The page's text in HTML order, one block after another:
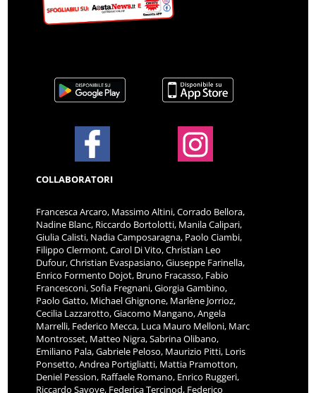
COLLABORATORI
Francesca Arcaro, Massimo Altini, Corrado Bellora,
Nadine Blanc, Riccardo Bortolotti, Manila Calipari,
Giulia Calisti, Nadia Camposaragna, Paolo Ciambi,
Filippo Clermont, Carol Di Vito, Christian Leo
Dufour, Christian Evaspasiano, Giuseppe Farinella,
Enrico Formento Dojot, Bruno Fracasso, Fabio
Francesconi, Sofia Fregnani, Giorgia Gambino,
Paolo Gatto, Michael Ghignone, Marlène Jorrioz,
Cecilia Lazzarotto, Giacomo Mangano, Angela
Marrelli, Federico Mecca, Luca Mauro Melloni, Marc
Montrosset, Matteo Nigra, Sabrina Olibano,
Emiliano Pala, Gabriele Peloso, Maurizio Pitti, Loris
Ponsetto, Andrea Portigliatti, Mattia Pramotton,
Deniel Pession, Raffaele Romano, Enrico Ruggeri,
Riccardo Savoye, Federica Tercinod, Federico